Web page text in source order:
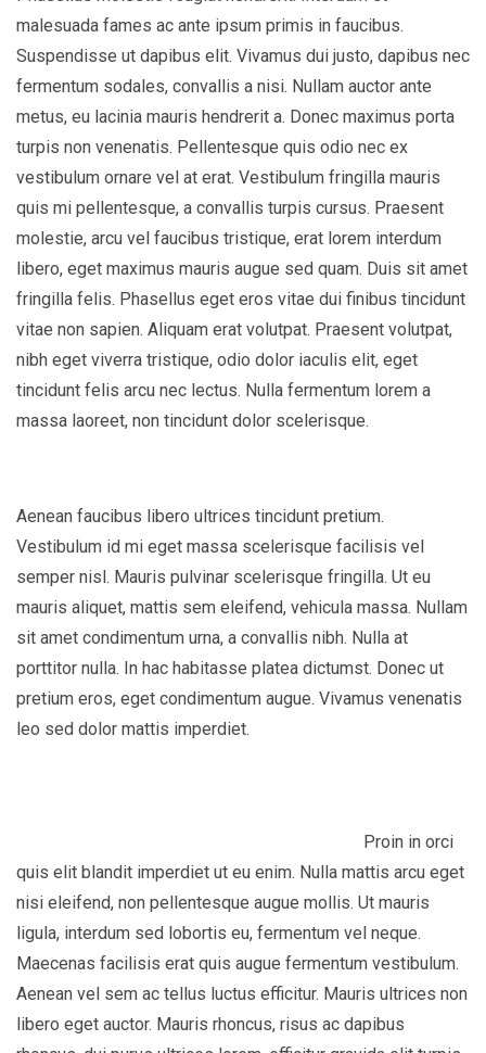
malesuada fames ac ante ipsum primis in faucibus.
Suspendisse ut dapibus elit. Vivamus dui justo, dapibus nec
fermentum sodales, convallis a nisi. Nullam auctor ante
metus, eu lacinia mauris hendrerit a. Donec maximus porta
turpis non venenatis. Pellentesque quis odio nec ex
vestibulum ornare vel at erat. Vestibulum fringilla mauris
quis mi pellentesque, a convallis turpis cursus. Praesent
molestie, arcu vel faucibus tristique, erat lorem interdum
libero, eget maximus mauris augue sed quam. Duis sit amet
fringilla felis. Phasellus eget eros vitae dui finibus tincidunt
vitae non sapien. Aliquam erat volutpat. Praesent volutpat,
nibh eget viverra tristique, odio dolor iaculis elit, eget
tincidunt felis arcu nec lectus. Nulla fermentum lorem a
massa laoreet, non tincidunt dolor scelerisque.
Aenean faucibus libero ultrices tincidunt pretium.
Vestibulum id mi eget massa scelerisque facilisis vel
semper nisl. Mauris pulvinar scelerisque fringilla. Ut eu
mauris aliquet, mattis sem eleifend, vehicula massa. Nullam
sit amet condimentum urna, a convallis nibh. Nulla at
porttitor nulla. In hac habitasse platea dictumst. Donec ut
pretium eros, eget condimentum augue. Vivamus venenatis
leo sed dolor mattis imperdiet.
Proin in orci
quis elit blandit imperdiet ut eu enim. Nulla mattis arcu eget
nisi eleifend, non pellentesque augue mollis. Ut mauris
ligula, interdum sed lobortis eu, fermentum vel neque.
Maecenas facilisis erat quis augue fermentum vestibulum.
Aenean vel sem ac tellus luctus efficitur. Mauris ultrices non
libero eget auctor. Mauris rhoncus, risus ac dapibus